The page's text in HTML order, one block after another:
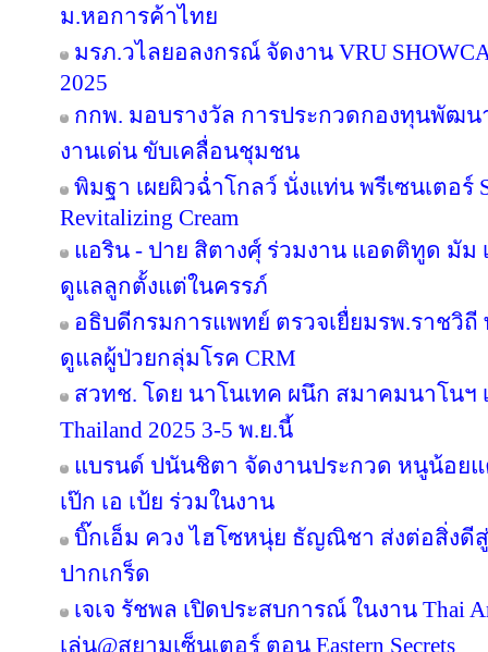
ม.หอการค้าไทย
มรภ.วไลยอลงกรณ์ จัดงาน VRU
2025
กกพ. มอบรางวัล การประกวดกองทุนพัฒน
งานเด่น ขับเคลื่อนชุมชน
พิมฐา เผยผิวฉ่ำโกลว์ นั่งแท่น พรีเซนเตอร์
Revitalizing Cream
แอริน - ปาย สิตางศุ์ ร่วมงาน แอดติทูด มัม
ดูแลลูกตั้งแต่ในครรภ์
อธิบดีกรมการแพทย์ ตรวจเยื่ยมรพ.ราชวิ
ดูแลผู้ป่วยกลุ่มโรค CRM
สวทช. โดย นาโนเทค ผนึก สมาคมนาโนฯ
Thailand 2025 3-5 พ.ย.นี้
แบรนด์ ปนันชิตา จัดงานประกวด หนูน้อยแ
เป๊ก เอ เป้ย ร่วมในงาน
บิ๊กเอ็ม ควง ไฮโซหนุ่ย ธัญณิชา ส่งต่อสิ่งดี
ปากเกร็ด
เจเจ รัชพล เปิดประสบการณ์ ในงาน Thai
เล่น@สยามเซ็นเตอร์ ตอน Eastern Secrets